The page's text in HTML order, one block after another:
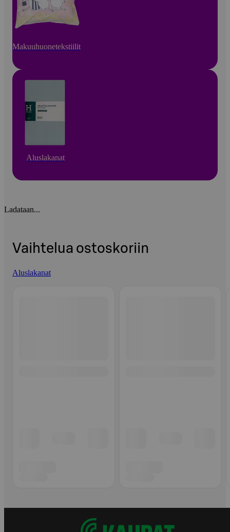
Makuuhuonetekstiilit
Aluslakanat
Ladataan...
Vaihtelua ostoskoriin
Aluslakanat